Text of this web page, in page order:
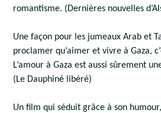
romantisme. (Dernières nouvelles
Une façon pour les jumeaux Arab et
proclamer qu’aimer et vivre à Gaza,
L’amour à Gaza est aussi sûrement
(Le Dauphiné libéré)
Un film qui séduit grâce à son